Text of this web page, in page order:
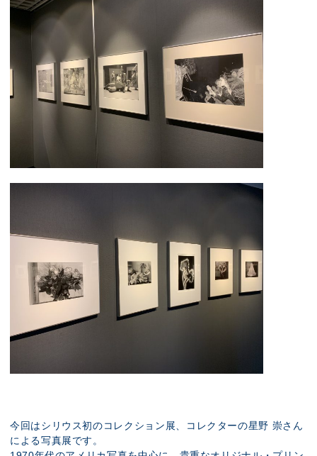
今回はシリウス初のコレクション展、コレクターの星野 崇さん
による写真展です。